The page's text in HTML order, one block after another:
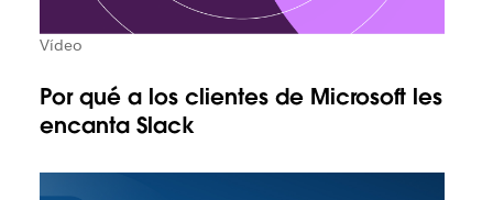
Vídeo
Por qué a los clientes de Microsoft les
encanta Slack